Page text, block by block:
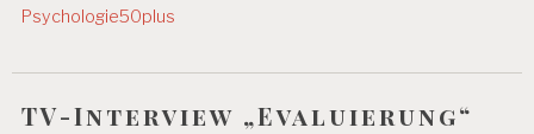
Psychologie50plus
TV-Interview „Evaluierung“